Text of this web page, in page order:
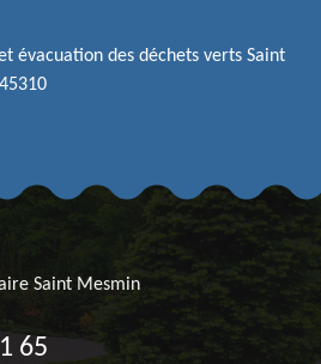
évacuation des déchets verts Saint
Saint Mesmin
65